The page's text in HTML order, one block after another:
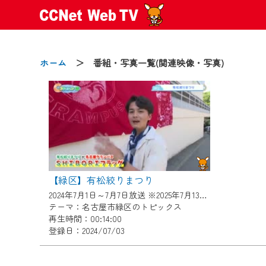
ホーム ＞ 番組・写真一覧(関連映像・写真)
【緑区】有松絞りまつり
2024年7月1日～7月7日放送 ※2025年7月13日まで掲載
テーマ：名古屋市緑区のトピックス
再生時間：00:14:00
登録日：2024/07/03
2024/09/02
動画配信サービス『CCNet Web
【変更点】
◆デザイン変更により、お住ま
◆当社アプリやＰＣブラウザか
CCNetサービスエリア20市町の
【ご注意】
2024年9月24日からはご加入者